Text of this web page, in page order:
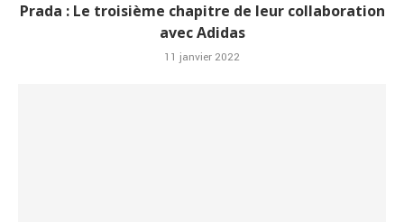
Prada : Le troisième chapitre de leur collaboration
avec Adidas
11 janvier 2022